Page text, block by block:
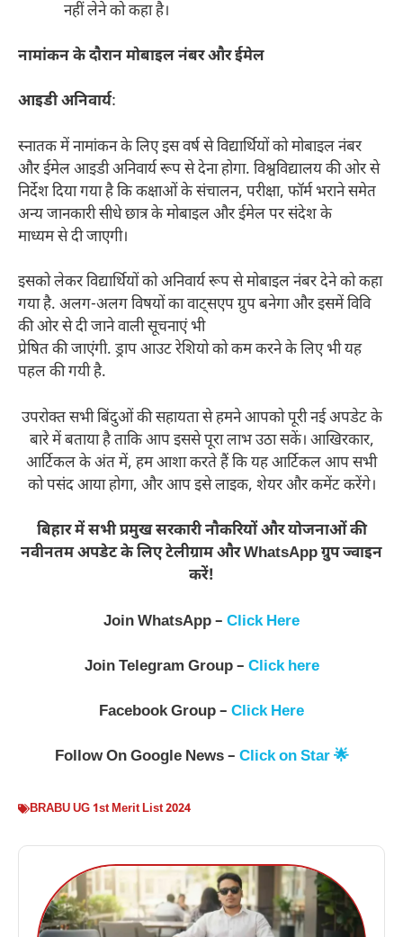
नहीं लेने को कहा है।
नामांकन के दौरान मोबाइल नंबर और ईमेल
आइडी अनिवार्य:
स्नातक में नामांकन के लिए इस वर्ष से विद्यार्थियों को मोबाइल नंबर
और ईमेल आइडी अनिवार्य रूप से देना होगा. विश्वविद्यालय की ओर से
निर्देश दिया गया है कि कक्षाओं के संचालन, परीक्षा, फॉर्म भराने समेत
अन्य जानकारी सीधे छात्र के मोबाइल और ईमेल पर संदेश के
माध्यम से दी जाएगी।
इसको लेकर विद्यार्थियों को अनिवार्य रूप से मोबाइल नंबर देने को कहा
गया है. अलग-अलग विषयों का वाट्सएप ग्रुप बनेगा और इसमें विवि
की ओर से दी जाने वाली सूचनाएं भी
प्रेषित की जाएंगी. ड्राप आउट रेशियो को कम करने के लिए भी यह
पहल की गयी है.
उपरोक्त सभी बिंदुओं की सहायता से हमने आपको पूरी नई अपडेट के
बारे में बताया है ताकि आप इससे पूरा लाभ उठा सकें। आखिरकार,
आर्टिकल के अंत में, हम आशा करते हैं कि यह आर्टिकल आप सभी
को पसंद आया होगा, और आप इसे लाइक, शेयर और कमेंट करेंगे।
बिहार में सभी प्रमुख सरकारी नौकरियों और योजनाओं की
नवीनतम अपडेट के लिए टेलीग्राम और WhatsApp ग्रुप ज्वाइन
करें!
Join WhatsApp – Click Here
Join Telegram Group – Click here
Facebook Group – Click Here
Follow On Google News – Click on Star 🌟
BRABU UG 1st Merit List 2024